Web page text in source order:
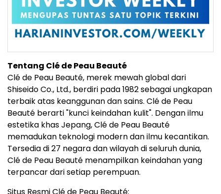
Tentang Clé de Peau Beauté
Clé de Peau Beauté, merek mewah global dari
Shiseido Co., Ltd., berdiri pada 1982 sebagai ungkapan
terbaik atas keanggunan dan sains. Clé de Peau
Beauté berarti "kunci keindahan kulit". Dengan ilmu
estetika khas Jepang, Clé de Peau Beauté
memadukan teknologi modern dan ilmu kecantikan.
Tersedia di 27 negara dan wilayah di seluruh dunia,
Clé de Peau Beauté menampilkan keindahan yang
terpancar dari setiap perempuan.